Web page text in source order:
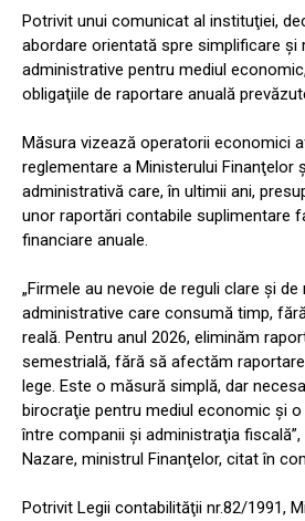
Potrivit unui comunicat al instituţiei,
abordare orientată spre simplificare şi
administrative pentru mediul
obligaţiile de raportare anuală
Măsura vizează operatorii economici
reglementare a Ministerului Finanţelor
administrativă care, în ultimii ani,
unor raportări contabile suplimentare
financiare anuale.
„Firmele au nevoie de reguli clare şi
administrative care consumă timp,
reală. Pentru anul 2026, eliminăm
semestrială, fără să afectăm
lege. Este o măsură simplă, dar
birocraţie pentru mediul economic şi
între companii şi administraţia
Nazare, ministrul Finanţelor, citat în
Potrivit Legii contabilităţii nr.82/1991,